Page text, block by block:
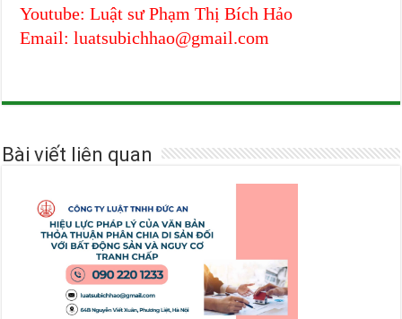
Youtube: Luật sư Phạm Thị Bích Hảo
Email: luatsubichhao@gmail.com
Bài viết liên quan